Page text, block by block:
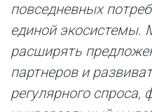
повседневных
единой
расширять
партнеров и
регулярного спроса,